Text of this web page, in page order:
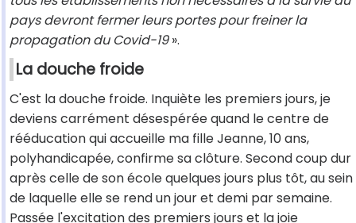
pays devront fermer leurs portes pour freiner la
propagation du Covid-19».
La douche froide
C'est la douche froide. Inquiète les premiers jours, je
deviens carrément désespérée quand le centre de
rééducation qui accueille ma fille Jeanne, 10 ans,
polyhandicapée, confirme sa clôture. Second coup dur
après celle de son école quelques jours plus tôt, au sein
de laquelle elle se rend un jour et demi par semaine.
Passée l'excitation des premiers jours et la joie